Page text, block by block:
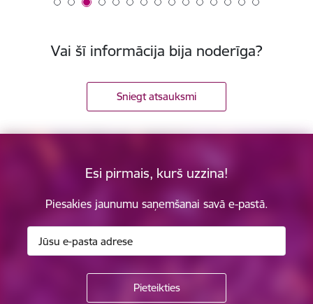
Vai šī informācija bija noderīga?
Sniegt atsauksmi
Esi pirmais, kurš uzzina!
Piesakies jaunumu saņemšanai savā e-pastā.